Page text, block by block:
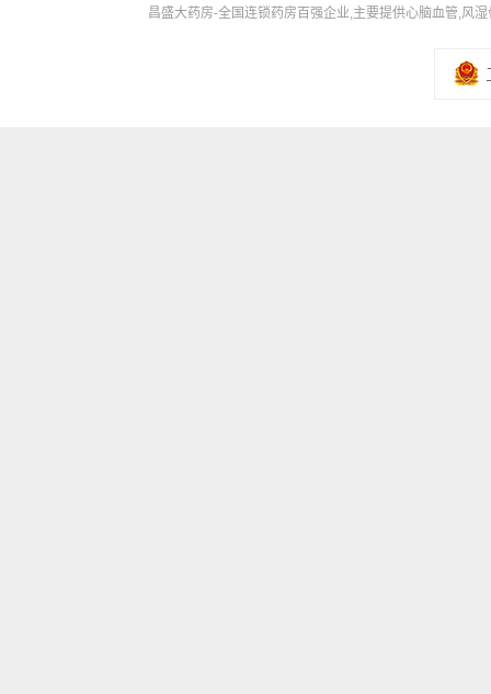
昌盛大药房-全国连锁药房百强企业,主要提供心脑血管,风